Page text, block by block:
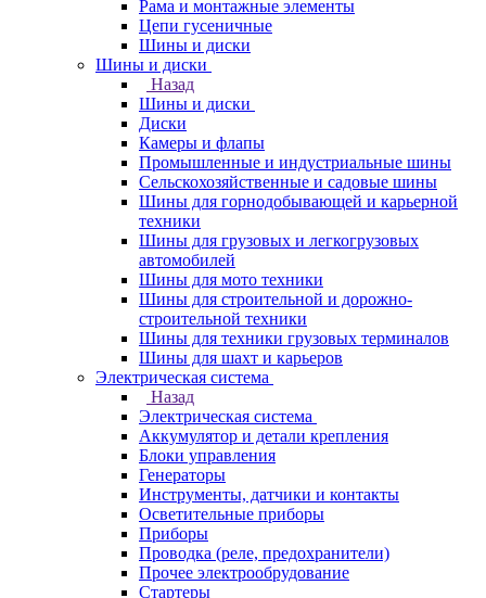
Рама и монтажные элементы
Цепи гусеничные
Шины и диски
Шины и диски
Назад
Шины и диски
Диски
Камеры и флапы
Промышленные и индустриальные шины
Сельскохозяйственные и садовые шины
Шины для горнодобывающей и карьерной
техники
Шины для грузовых и легкогрузовых
автомобилей
Шины для мото техники
Шины для строительной и дорожно-
строительной техники
Шины для техники грузовых терминалов
Шины для шахт и карьеров
Электрическая система
Назад
Электрическая система
Аккумулятор и детали крепления
Блоки управления
Генераторы
Инструменты, датчики и контакты
Осветительные приборы
Приборы
Проводка (реле, предохранители)
Прочее электрообрудование
Стартеры